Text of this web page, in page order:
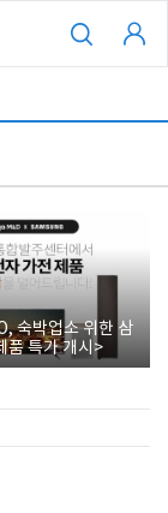
숙박업소 위한 삼
품 특가 개시>